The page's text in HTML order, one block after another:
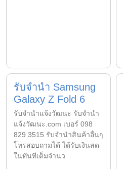
รับจำนำ Samsung
Galaxy Z Fold 6
รับจํานําแจ้งวัฒนะ รับจํานํา
แจ้งวัฒนะ.com เบอร์ 098
829 3515 รับจำนำสินค้าอื่นๆ
โทรสอบถามได้ ได้รับเงินสด
ในทันทีเต็มจำนว